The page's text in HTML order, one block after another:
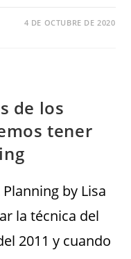
4 DE OCTUBRE DE 2020
de los
tener
by Lisa
la técnica del
2011 y cuando